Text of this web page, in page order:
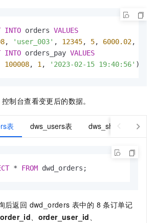
INTO orders VALUES
, 'user_003' , 12345, 5, 6000.02,
INTO orders_pay VALUES
100008, 1, '2023-02-15 19:40:56' );
控制台查看变更后的数据。
表 dws_users表 dws_shops表
* FROM dwd_orders;
后返回 dwd_orders 表中的 8 条订单记
order_id、 order_user_id、